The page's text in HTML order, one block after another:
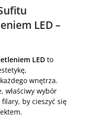
LED –
LED to
każdego wnętrza.
właściwy wybór
by cieszyć się